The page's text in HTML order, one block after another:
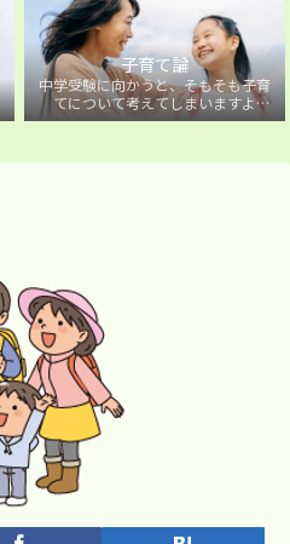
子育て論
中学受験に向かうと、そもそも子育
てについて考えてしまいますよ
ね・・・。中学受験に向かうお子様